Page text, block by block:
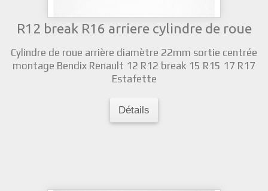
R12 break R16 arriere cylindre de roue
Cylindre de roue arrière diamètre 22mm sortie centrée
montage Bendix Renault 12 R12 break 15 R15 17 R17
Estafette
Détails